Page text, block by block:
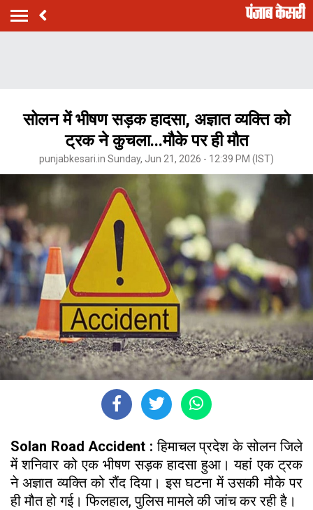
सोलन में भीषण सड़क हादसा, अज्ञात व्यक्ति को
ट्रक ने कुचला...मौके पर ही मौत
punjabkesari.in Sunday, Jun 21, 2026 - 12:39 PM (IST)
Solan Road Accident : हिमाचल प्रदेश के सोलन जिले
में शनिवार को एक भीषण सड़क हादसा हुआ। यहां एक ट्रक
ने अज्ञात व्यक्ति को रौंद दिया। इस घटना में उसकी मौके पर
ही मौत हो गई। फिलहाल, पुलिस मामले की जांच कर रही है।